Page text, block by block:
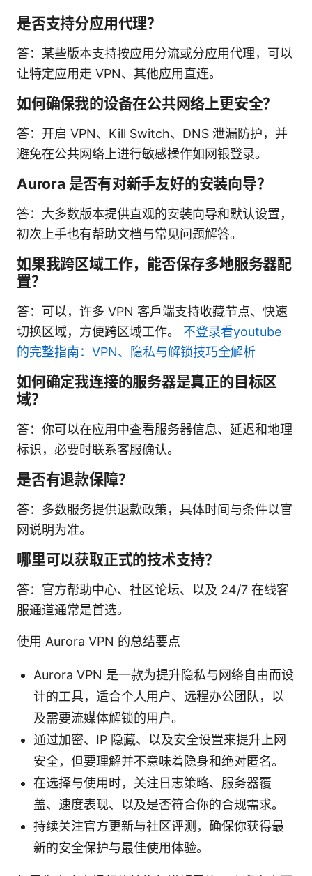
是否支持分应用代理？
答：某些版本支持按应用分流或分应用代理，可以
让特定应用走 VPN、其他应用直连。
如何确保我的设备在公共网络上更安全？
答：开启 VPN、Kill Switch、DNS 泄漏防护，并
避免在公共网络上进行敏感操作如网银登录。
Aurora 是否有对新手友好的安装向导？
答：大多数版本提供直观的安装向导和默认设置，
初次上手也有帮助文档与常见问题解答。
如果我跨区域工作，能否保存多地服务器配
置？
答：可以，许多 VPN 客戶端支持收藏节点、快速
切换区域，方便跨区域工作。 不登录看youtube
的完整指南：VPN、隐私与解锁技巧全解析
如何确定我连接的服务器是真正的目标区
域？
答：你可以在应用中查看服务器信息、延迟和地理
标识，必要时联系客服确认。
是否有退款保障？
答：多数服务提供退款政策，具体时间与条件以官
网说明为准。
哪里可以获取正式的技术支持？
答：官方帮助中心、社区论坛、以及 24/7 在线客
服通道通常是首选。
使用 Aurora VPN 的总结要点
Aurora VPN 是一款为提升隐私与网络自由而设
计的工具，适合个人用户、远程办公团队，以
及需要流媒体解锁的用户。
通过加密、IP 隐藏、以及安全设置来提升上网
安全，但要理解并不意味着隐身和绝对匿名。
在选择与使用时，关注日志策略、服务器覆
盖、速度表现、以及是否符合你的合规需求。
持续关注官方更新与社区评测，确保你获得最
新的安全保护与最佳使用体验。